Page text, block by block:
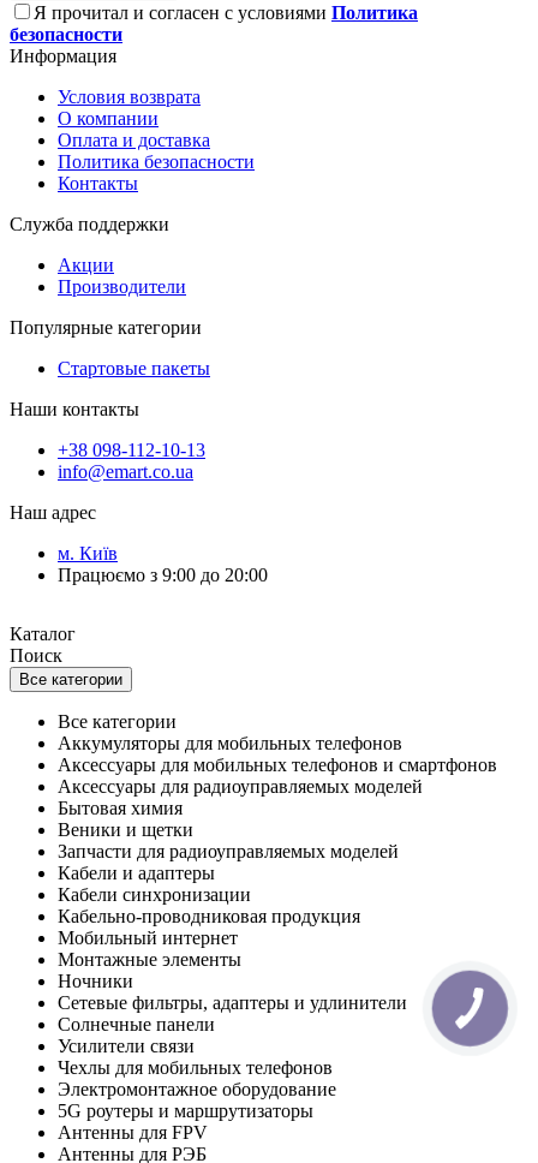
Я прочитал и согласен с условиями Политика
безопасности
Информация
Условия возврата
О компании
Оплата и доставка
Политика безопасности
Контакты
Служба поддержки
Акции
Производители
Популярные категории
Стартовые пакеты
Наши контакты
+38 098-112-10-13
info@emart.co.ua
Наш адрес
м. Київ
Працюємо з 9:00 до 20:00
Каталог
Поиск
Все категории
Все категории
Аккумуляторы для мобильных телефонов
Аксессуары для мобильных телефонов и смартфонов
Аксессуары для радиоуправляемых моделей
Бытовая химия
Веники и щетки
Запчасти для радиоуправляемых моделей
Кабели и адаптеры
Кабели синхронизации
Кабельно-проводниковая продукция
Мобильный интернет
Монтажные элементы
Ночники
Сетевые фильтры, адаптеры и удлинители
Солнечные панели
Усилители связи
Чехлы для мобильных телефонов
Электромонтажное оборудование
5G роутеры и маршрутизаторы
Антенны для FPV
Антенны для РЭБ